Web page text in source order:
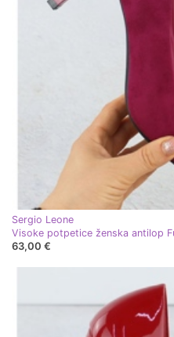
Sergio Leone
63,00 €